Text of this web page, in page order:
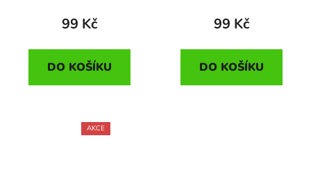
99 Kč
DO KOŠÍKU
99 Kč
DO KOŠÍKU
AKCE